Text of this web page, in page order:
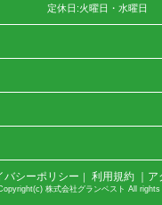
定休日:火曜日・水曜日
バシーポリシー ｜ 利用規約 ｜
株式会社グランベスト All rights